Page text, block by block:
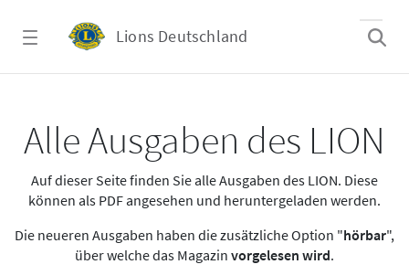
Lions Deutschland
Alle Ausgaben des LION
Auf dieser Seite finden Sie alle Ausgaben des LION. Diese
können als PDF angesehen und heruntergeladen werden.
Die neueren Ausgaben haben die zusätzliche Option "hörbar",
über welche das Magazin vorgelesen wird.